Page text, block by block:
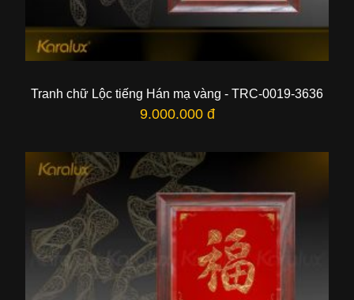
Tranh chữ Lộc tiếng Hán mạ vàng - TRC-0019-3636
9.000.000 đ